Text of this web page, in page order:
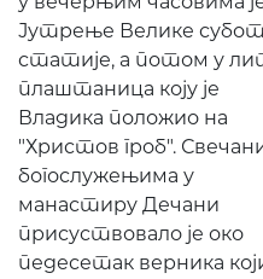
Јутрење Велике
статије, а потом у
плаштаница коју је
Владика положио на
"Христов гроб".
богослужењима у
манастиру Дечани
присуствовало је око
педесетак верника